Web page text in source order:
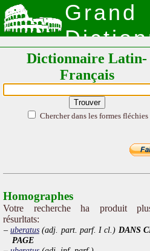
Grand
Latin
Dictionnaire Latin-
Français
Chercher dans les formes fléchies
Homographes
Votre recherche ha produit
résurltats:
uberatus(adj. part. parf. I cl.) DANS
PAGE